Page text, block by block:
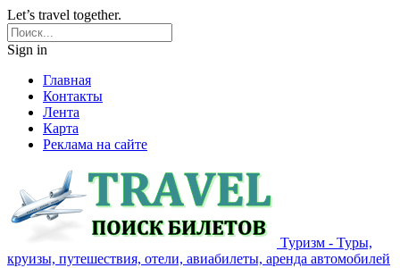
Let’s travel together.
Sign in
Главная
Контакты
Лента
Карта
Реклама на сайте
Туризм - Туры,
круизы, путешествия, отели, авиабилеты, аренда автомобилей